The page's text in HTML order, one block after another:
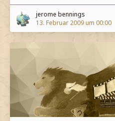
jerome bennings
13. Februar 2009 um 00:00